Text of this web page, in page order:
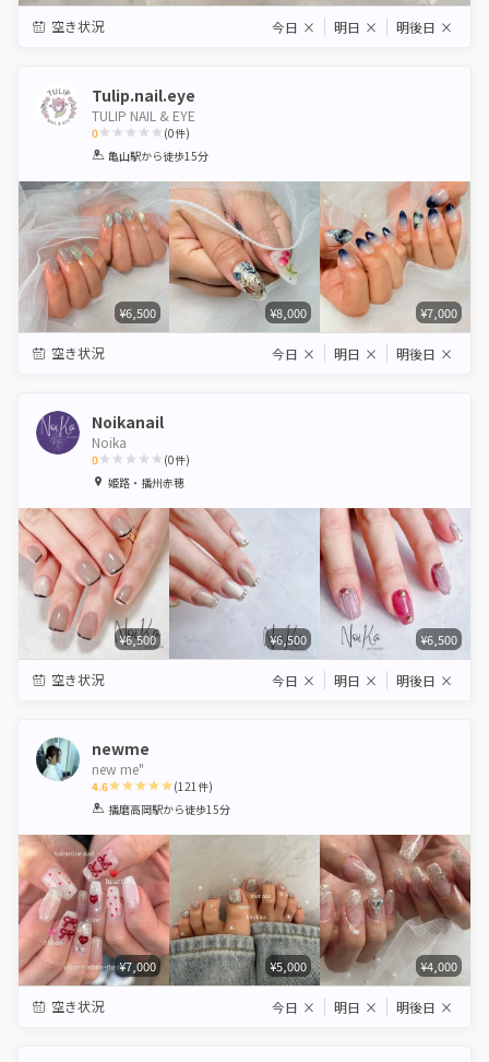
空き状況 今日 × 明日 × 明後日 ×
Tulip.nail.eye
TULIP NAIL & EYE
0
1 2 3 4 5
(0件)
亀山駅から徒歩15分
¥6,500 ¥8,000 ¥7,000
空き状況 今日 × 明日 × 明後日 ×
Noikanail
Noika
0
1 2 3 4 5
(0件)
姫路・播州赤穂
¥6,500 ¥6,500 ¥6,500
空き状況 今日 × 明日 × 明後日 ×
newme
new me"
4.6
1 2 3 4 5
(121件)
播磨高岡駅から徒歩15分
¥7,000 ¥5,000 ¥4,000
空き状況 今日 × 明日 × 明後日 ×